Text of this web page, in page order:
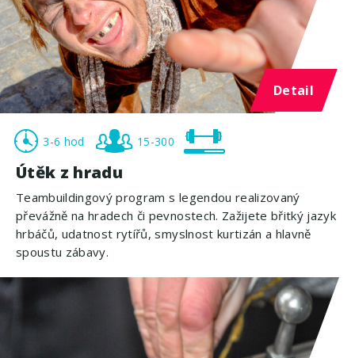
Detail
3-6 hod 15-300
Útěk z hradu
Teambuildingový program s legendou realizovaný
převážně na hradech či pevnostech. Zažijete břitký jazyk
hrbáčů, udatnost rytířů, smyslnost kurtizán a hlavně
spoustu zábavy.